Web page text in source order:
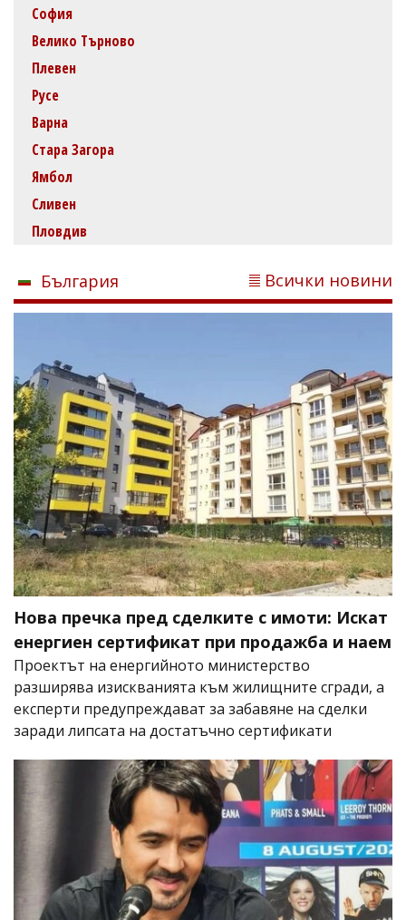
София
Велико Търново
Плевен
Русе
Варна
Стара Загора
Ямбол
Сливен
Пловдив
България Всички новини
Нова пречка пред сделките с имоти: Искат
енергиен сертификат при продажба и наем
Проектът на енергийното министерство
разширява изискванията към жилищните сгради, а
експерти предупреждават за забавяне на сделки
заради липсата на достатъчно сертификати